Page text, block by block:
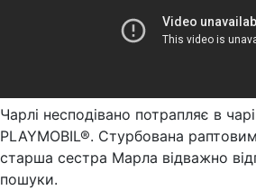
Чарлі несподівано потрапляє в
PLAYMOBIL®. Стурбована
старша сестра Марла відважно
пошуки.